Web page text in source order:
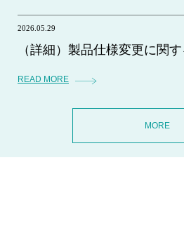
2026.05.29
（詳細）製品仕様変更に関
READ MORE
MORE